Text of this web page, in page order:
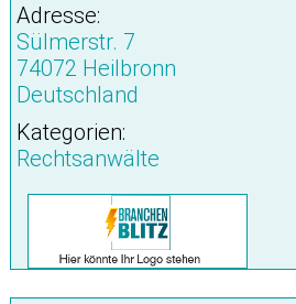
Adresse:
Sülmerstr. 7
74072 Heilbronn
Deutschland
Kategorien:
Rechtsanwälte